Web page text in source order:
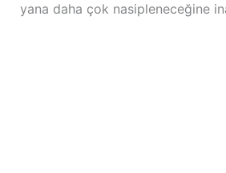
yana daha çok nasipleneceğine